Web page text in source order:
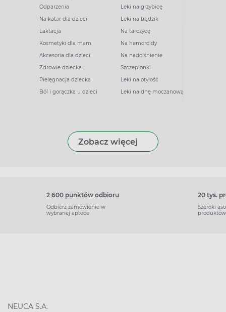
Odparzenia
Na katar dla dzieci
Laktacja
Kosmetyki dla mam
Akcesoria dla dzieci
Zdrowie dziecka
Pielęgnacja dziecka
Ból i gorączka u dzieci
Leki na grzybicę
Leki na trądzik
Na tarczycę
Na hemoroidy
Na nadciśnienie
Szczepionki
Leki na otyłość
Leki na dnę moczanową
Zobacz więcej
2 600 punktów odbioru
Odbierz zamówienie w
wybranej aptece
20 tys.
Szeroki
produktów
NEUCA S.A.